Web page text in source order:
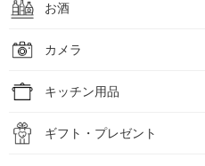
お酒
カメラ
キッチン用品
ギフト・プレゼント